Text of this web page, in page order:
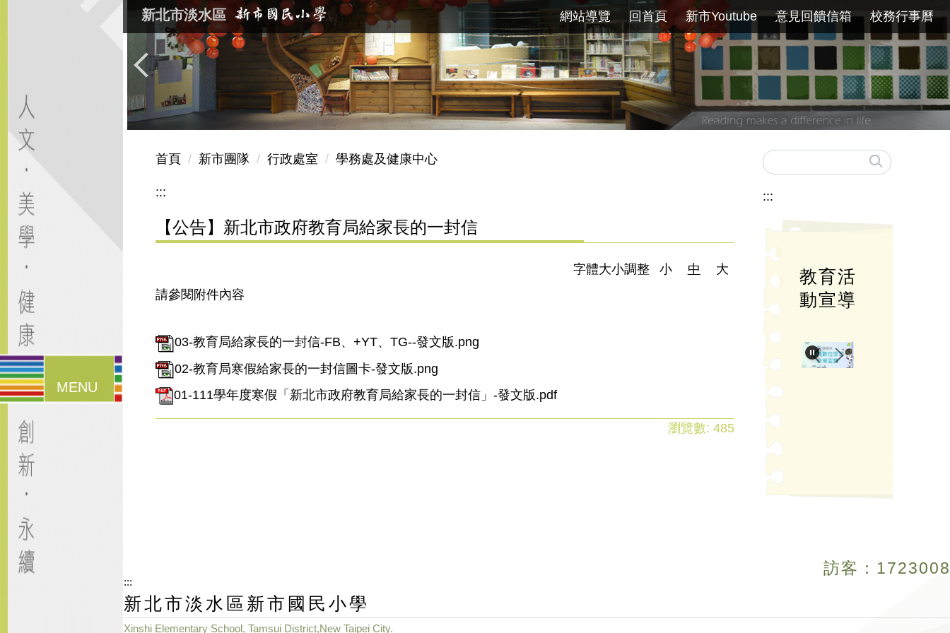
新北市淡水區 網站導覽 回首頁 新市Youtube 意見回饋信箱 校務行事曆
漢堡鈕
選單
首頁 新市團隊 行政處室 學務處及健康中心
:::
【公告】新北市政府教育局給家長的一封信
字體大小調整 小 中
大
請參閱附件內容
03-教育局給家長的一封信-FB、+YT、TG--發文版.png
02-教育局寒假給家長的一封信圖卡-發文版.png
01-111學年度寒假「新北市政府教育局給家長的一封信」-發文版.pdf
瀏覽數: 485
:::
教育活
動宣導
:::
新北市淡水區新市國民小學
Xinshi Elementary School, Tamsui District,New Taipei City.
訪客： 1723008